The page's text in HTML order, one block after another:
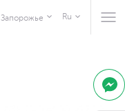
Запорожье Ru